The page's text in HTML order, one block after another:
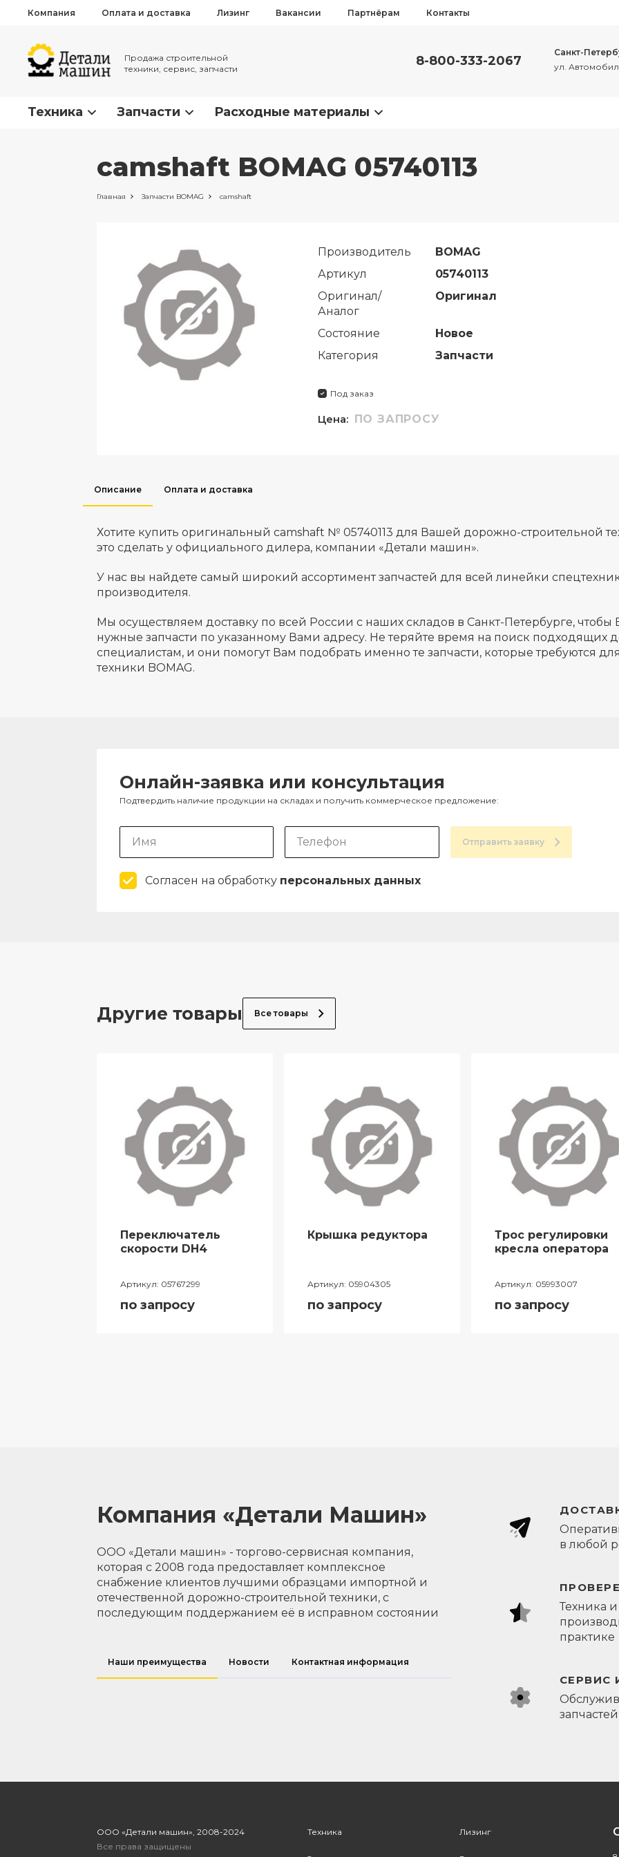
Компания Оплата и доставка Лизинг Вакансии Партнёрам Контакты
Продажа строительной
техники, сервис, запчасти
8-800-333-2067
Санкт-
ул.
Техника Запчасти Расходные материалы
camshaft BOMAG 05740113
Главная Запчасти BOMAG camshaft
Производитель
BOMAG
Артикул
05740113
Оригинал/
Аналог
Оригинал
Состояние
Новое
Категория
Запчасти
Под заказ
Цена: ПО ЗАПРОСУ
Описание Оплата и доставка
Хотите купить оригинальный camshaft № 05740113 для Вашей дорожно-строительной
это сделать у официального дилера, компании «Детали машин».
У нас вы найдете самый широкий ассортимент запчастей для всей линейки
производителя.
Мы осуществляем доставку по всей России с наших складов в Санкт-Петербурге, чтобы
нужные запчасти по указанному Вами адресу. Не теряйте время на поиск подходящих
специалистам, и они помогут Вам подобрать именно те запчасти, которые требуются
техники BOMAG.
Онлайн-заявка или консультация
Подтвердить наличие продукции на складах и получить коммерческое предложение:
Отправить заявку
Согласен на обработку персональных данных
Другие товары Все товары
Переключатель
скорости DH4
Артикул: 05767299
по запросу
Крышка редуктора
Артикул: 05904305
по запросу
Трос регулировки
кресла оператора
Артикул: 05993007
по запросу
Компания «Детали Машин»
ООО «Детали машин» - торгово-сервисная компания,
которая с 2008 года предоставляет комплексное
снабжение клиентов лучшими образцами импортной и
отечественной дорожно-строительной техники, с
последующим поддержанием её в исправном состоянии
Наши преимущества Новости Контактная информация
в любой
Техника
практике
СЕРВИС
ООО «Детали машин», 2008-2024
Все права защищены
Техника Лизинг